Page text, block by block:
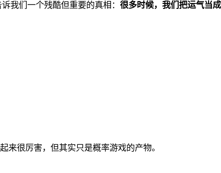
我们一个残酷但重要的真相： 很多时候，我们把运气当
来很厉害，但其实只是概率游戏的产物。